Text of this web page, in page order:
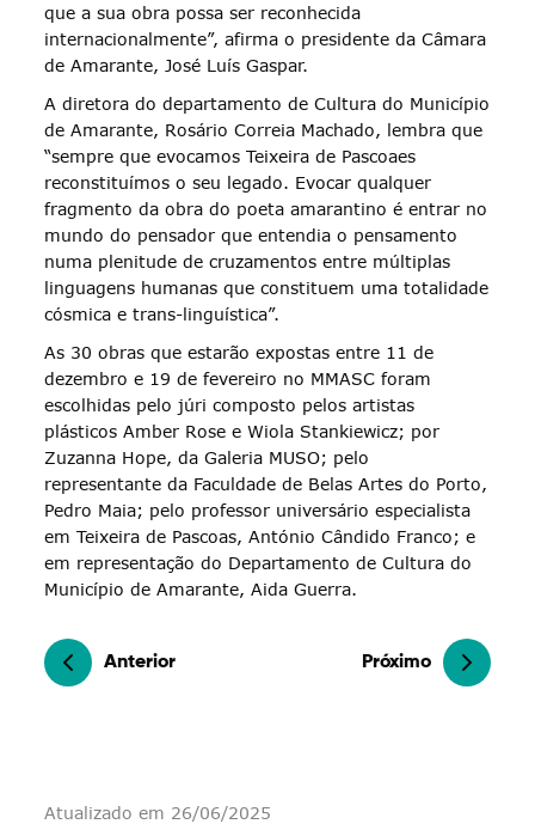
que a sua obra possa ser reconhecida
internacionalmente”, afirma o presidente da Câmara
de Amarante, José Luís Gaspar.
A diretora do departamento de Cultura do Município
de Amarante, Rosário Correia Machado, lembra que
“sempre que evocamos Teixeira de Pascoaes
reconstituímos o seu legado. Evocar qualquer
fragmento da obra do poeta amarantino é entrar no
mundo do pensador que entendia o pensamento
numa plenitude de cruzamentos entre múltiplas
linguagens humanas que constituem uma totalidade
cósmica e trans-linguística”.
As 30 obras que estarão expostas entre 11 de
dezembro e 19 de fevereiro no MMASC foram
escolhidas pelo júri composto pelos artistas
plásticos Amber Rose e Wiola Stankiewicz; por
Zuzanna Hope, da Galeria MUSO; pelo
representante da Faculdade de Belas Artes do Porto,
Pedro Maia; pelo professor universário especialista
em Teixeira de Pascoas, António Cândido Franco; e
em representação do Departamento de Cultura do
Município de Amarante, Aida Guerra.
Anterior Próximo
Atualizado em 26/06/2025